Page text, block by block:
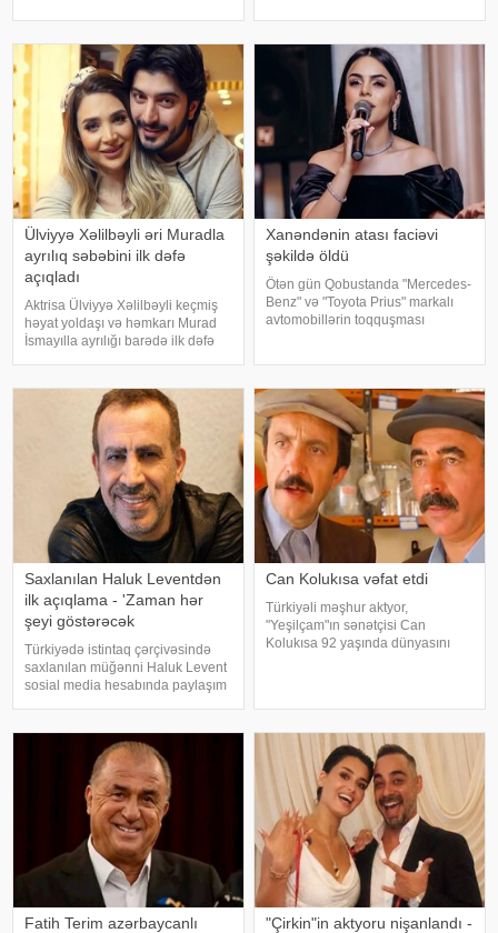
Tolqa Akış üzvlərin sentyabr
ayında İstanbuldak
Malikdən ayrıldıqdan sonra Cicini
Ülviyyə Xəlilbəyli əri Muradla
ayrılıq səbəbini ilk dəfə
açıqladı
Aktrisa Ülviyyə Xəlilbəyli keçmiş
həyat yoldaşı və həmkarı Murad
İsmayılla ayrılığı barədə ilk dəfə
"YouTube" kanalında yayımlanan
müsahibəsində danışıb
Xanəndənin atası faciəvi
şəkildə öldü
Ötən gün Qobustanda "Mercedes-
Benz" və "Toyota Prius" markalı
avtomobillərin toqquşması
Zakir Ağayev xanənd
Saxlanılan Haluk Leventdən
ilk açıqlama - 'Zaman hər
şeyi göstərəcək
Türkiyədə istintaq çərçivəsində
saxlanılan müğənni Haluk Levent
sosial media hesabında paylaşım
mətbuatına istinadən xəbər verir
ki, Levent şəxsi həyatı ilə Ahba
Can Kolukısa vəfat etdi
Türkiyəli məşhur aktyor,
"Yeşilçam"ın sənətçisi Can
Kolukısa 92 yaşında dünyasını
"Selamsı
Fatih Terim azərbaycanlı
"Çirkin"in aktyoru nişanlandı -